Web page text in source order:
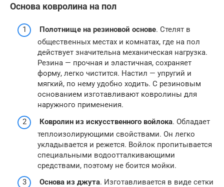
Основа ковролина на пол
Полотнище на резиновой основе. Стелят в
общественных местах и комнатах, где на пол
действует значительна механическая нагрузка.
Резина — прочная и эластичная, сохраняет
форму, легко чистится. Настил — упругий и
мягкий, по нему удобно ходить. С резиновым
основанием изготавливают ковролины для
наружного применения.
Ковролин из искусственного войлока. Обладает
теплоизолирующими свойствами. Он легко
укладывается и режется. Войлок пропитывается
специальными водоотталкивающими
средствами, поэтому не боится мойки.
Основа из джута. Изготавливается в виде сетки